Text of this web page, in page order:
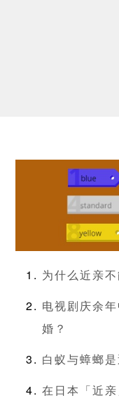
为什么近亲
电视剧庆余
婚？
白蚁与蟑螂
在日本「近